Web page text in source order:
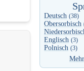
Deutsch (38)
Obersorbisch
Englisch (3)
Polnisch (3)